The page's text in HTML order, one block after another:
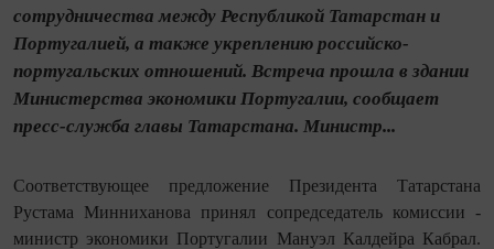
сотрудничества между Республикой Татарстан и
Португалией, а также укреплению российско-
португальских отношений. Встреча прошла в здании
Министерства экономики Португалии, сообщает
пресс-служба главы Татарстана. Министр...
Соответствующее предложение Президента Татарстана
Рустама Минниханова принял сопредседатель комиссии -
министр экономики Португалии Мануэл Калдейра Кабрал.